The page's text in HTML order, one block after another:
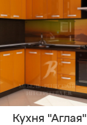
Кухня "Аглая"